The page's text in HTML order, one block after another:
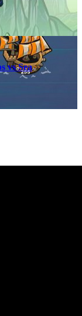
vs Sea